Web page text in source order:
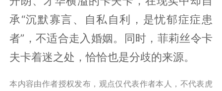
承“沉默寡言、自私自利，是忧郁症症患
者”，不适合走入婚姻。同时，菲莉丝令卡
夫卡着迷之处，恰恰也是分歧的来源。
本内容由作者授权发布，观点仅代表作者本人，不代表虎